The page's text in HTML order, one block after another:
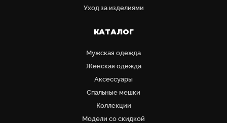
Уход за изделиями
КАТАЛОГ
Мужская одежда
Женская одежда
Аксессуары
Cпальные мешки
Коллекции
Модели со скидкой